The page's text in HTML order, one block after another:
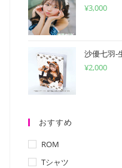
¥3,000
沙優七羽-
¥2,000
おすすめ
ROM
Tシャツ